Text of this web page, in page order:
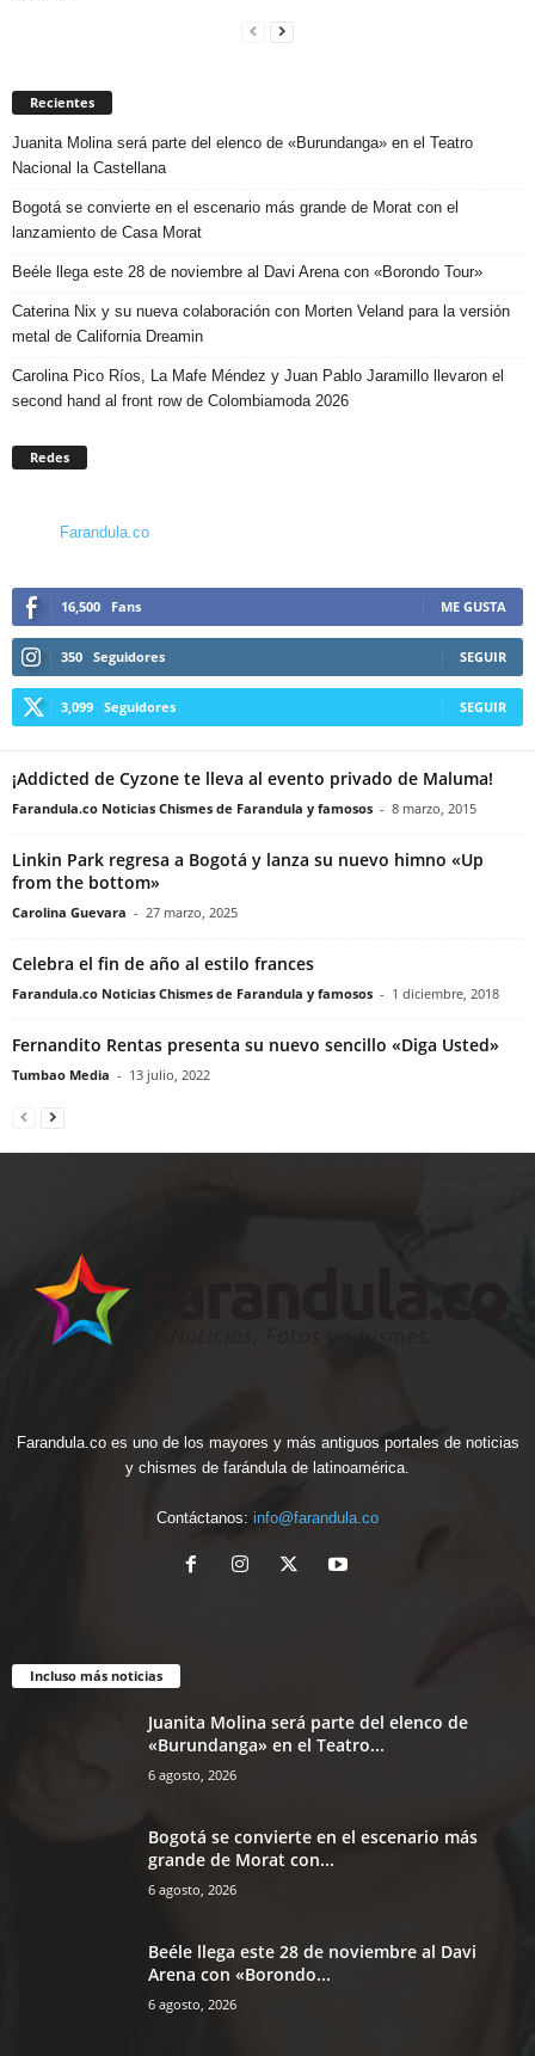
Recientes
Juanita Molina será parte del elenco de «Burundanga» en el Teatro
Nacional la Castellana
Bogotá se convierte en el escenario más grande de Morat con el
lanzamiento de Casa Morat
Beéle llega este 28 de noviembre al Davi Arena con «Borondo Tour»
Caterina Nix y su nueva colaboración con Morten Veland para la versión
metal de California Dreamin
Carolina Pico Ríos, La Mafe Méndez y Juan Pablo Jaramillo llevaron el
second hand al front row de Colombiamoda 2026
Redes
Farandula.co
16,500 Fans ME GUSTA
350 Seguidores SEGUIR
3,099 Seguidores SEGUIR
¡Addicted de Cyzone te lleva al evento privado de Maluma!
Farandula.co Noticias Chismes de Farandula y famosos - 8 marzo, 2015
Linkin Park regresa a Bogotá y lanza su nuevo himno «Up
from the bottom»
Carolina Guevara - 27 marzo, 2025
Celebra el fin de año al estilo frances
Farandula.co Noticias Chismes de Farandula y famosos - 1 diciembre, 2018
Fernandito Rentas presenta su nuevo sencillo «Diga Usted»
Tumbao Media - 13 julio, 2022
Farandula.co es uno de los mayores y más antiguos portales de noticias
y chismes de farándula de latinoamérica.
Contáctanos: info@farandula.co
Incluso más noticias
Juanita Molina será parte del elenco de
«Burundanga» en el Teatro...
6 agosto, 2026
Bogotá se convierte en el escenario más
grande de Morat con...
6 agosto, 2026
Beéle llega este 28 de noviembre al Davi
Arena con «Borondo...
6 agosto, 2026